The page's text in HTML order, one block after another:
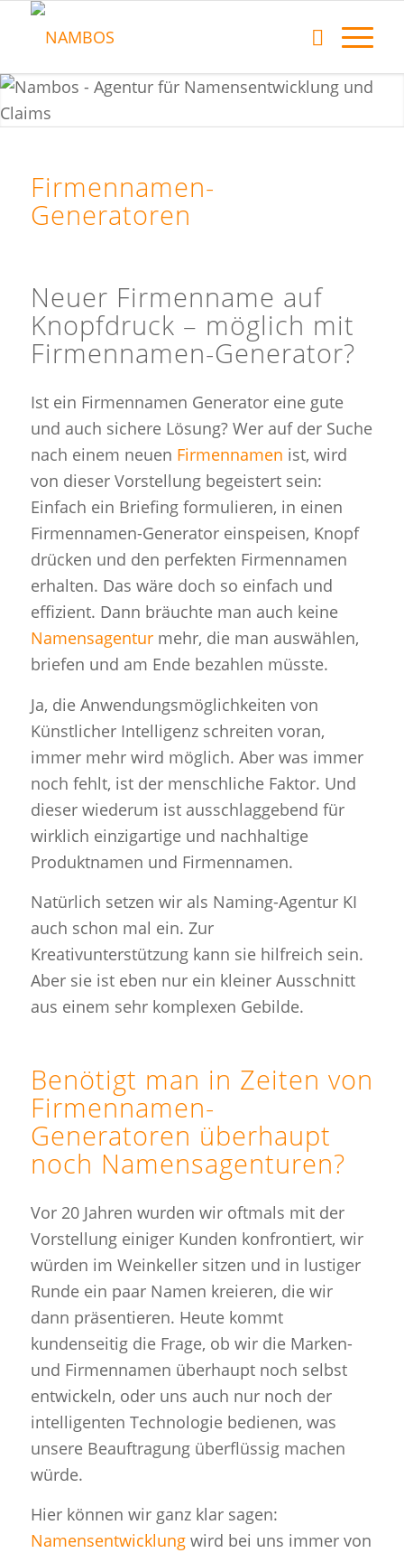
Firmennamen-
Generatoren
Neuer Firmenname auf
Knopfdruck – möglich mit
Firmennamen-Generator?
Ist ein Firmennamen Generator eine gute
und auch sichere Lösung? Wer auf der Suche
nach einem neuen Firmennamen ist, wird
von dieser Vorstellung begeistert sein:
Einfach ein Briefing formulieren, in einen
Firmennamen-Generator einspeisen, Knopf
drücken und den perfekten Firmennamen
erhalten. Das wäre doch so einfach und
effizient. Dann bräuchte man auch keine
Namensagenturmehr, die man auswählen,
briefen und am Ende bezahlen müsste.
Ja, die Anwendungsmöglichkeiten von
Künstlicher Intelligenz schreiten voran,
immer mehr wird möglich. Aber was immer
noch fehlt, ist der menschliche Faktor. Und
dieser wiederum ist ausschlaggebend für
wirklich einzigartige und nachhaltige
Produktnamen und Firmennamen.
Natürlich setzen wir als Naming-Agentur KI
auch schon mal ein. Zur
Kreativunterstützung kann sie hilfreich sein.
Aber sie ist eben nur ein kleiner Ausschnitt
aus einem sehr komplexen Gebilde.
Benötigt man in Zeiten von
Firmennamen-
Generatoren überhaupt
noch Namensagenturen?
Vor 20 Jahren wurden wir oftmals mit der
Vorstellung einiger Kunden konfrontiert, wir
würden im Weinkeller sitzen und in lustiger
Runde ein paar Namen kreieren, die wir
dann präsentieren. Heute kommt
kundenseitig die Frage, ob wir die Marken-
und Firmennamen überhaupt noch selbst
entwickeln, oder uns auch nur noch der
intelligenten Technologie bedienen, was
unsere Beauftragung überflüssig machen
würde.
Hier können wir ganz klar sagen:
Namensentwicklungwird bei uns immer von